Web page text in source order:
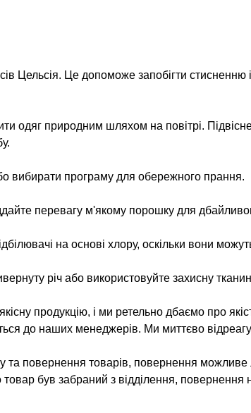
Цельсія. Це допоможе запобігти
одяг природним шляхом на повітрі.
вибирати програму для обережного прання.
перевагу м'якому порошку для
на основі хлору, оскільки вони
річ або використовуйте захисну
продукцію, і ми ретельно дбаємо про
до наших менеджерів. Ми миттєво
та повернення товарів, повернення
був забраний з відділення,